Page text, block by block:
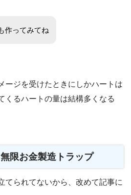
作ってみてね
ージを受けたときにしかハートは
くるハートの量は結構多くなる
限お金製造トラップ
てられてないから、改めて記事に